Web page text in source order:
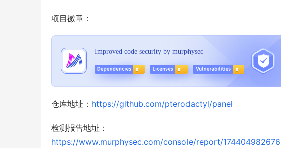
项目徽章：
仓库地址： https://github.com/pterodactyl/panel
检测报告地址：
https://www.murphysec.com/console/report/